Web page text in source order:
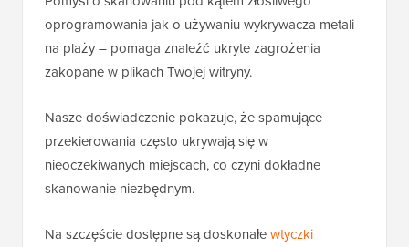
oprogramowania jak o używaniu wykrywacza metali
na plaży – pomaga znaleźć ukryte zagrożenia
zakopane w plikach Twojej witryny.
Nasze doświadczenie pokazuje, że spamujące
przekierowania często ukrywają się w
nieoczekiwanych miejscach, co czyni dokładne
skanowanie niezbędnym.
Na szczęście dostępne są doskonałewtyczki